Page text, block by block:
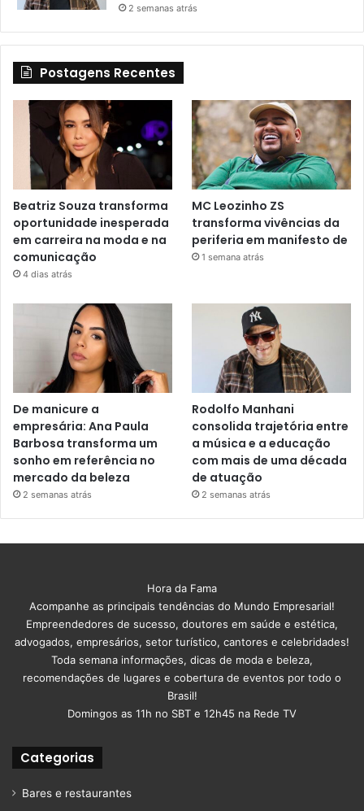
2 semanas atrás
Postagens Recentes
Beatriz Souza transforma
oportunidade inesperada
em carreira na moda e na
comunicação
4 dias atrás
MC Leozinho ZS
transforma vivências da
periferia em manifesto de
1 semana atrás
De manicure a
empresária: Ana Paula
Barbosa transforma um
sonho em referência no
mercado da beleza
2 semanas atrás
Rodolfo Manhani
consolida trajetória entre
a música e a educação
com mais de uma década
de atuação
2 semanas atrás
Hora da Fama
Acompanhe as principais tendências do Mundo Empresarial!
Empreendedores de sucesso, doutores em saúde e estética,
advogados, empresários, setor turístico, cantores e celebridades!
Toda semana informações, dicas de moda e beleza,
recomendações de lugares e cobertura de eventos por todo o
Brasil!
Domingos as 11h no SBT e 12h45 na Rede TV
Categorias
Bares e restaurantes